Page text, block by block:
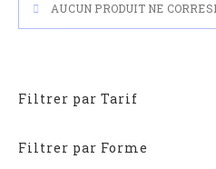
AUCUN PRODUIT NE
Filtrer par Tarif
Filtrer par Forme